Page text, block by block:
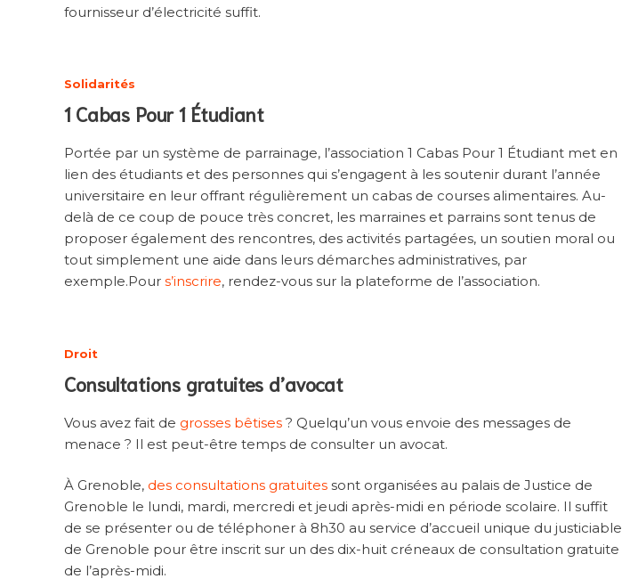
fournisseur d’électricité suffit.
Solidarités
1 Cabas Pour 1 Étudiant
Portée par un système de parrainage, l’association 1 Cabas Pour 1 Étudiant met en
lien des étudiants et des personnes qui s’engagent à les soutenir durant l’année
universitaire en leur offrant régulièrement un cabas de courses alimentaires. Au-
delà de ce coup de pouce très concret, les marraines et parrains sont tenus de
proposer également des rencontres, des activités partagées, un soutien moral ou
tout simplement une aide dans leurs démarches administratives, par
exemple.Pour s’inscrire, rendez-vous sur la plateforme de l’association.
Droit
Consultations gratuites d’avocat
Vous avez fait de grosses bêtises ? Quelqu’un vous envoie des messages de
menace ? Il est peut-être temps de consulter un avocat.
À Grenoble, des consultations gratuites sont organisées au palais de Justice de
Grenoble le lundi, mardi, mercredi et jeudi après-midi en période scolaire. Il suffit
de se présenter ou de téléphoner à 8h30 au service d’accueil unique du justiciable
de Grenoble pour être inscrit sur un des dix-huit créneaux de consultation gratuite
de l’après-midi.